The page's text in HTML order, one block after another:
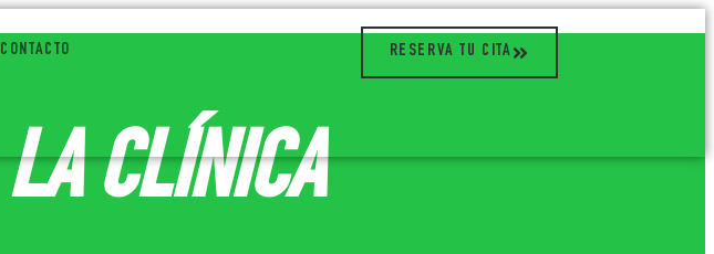
CONTACTO RESERVA TU CITA
LA CLÍNICA